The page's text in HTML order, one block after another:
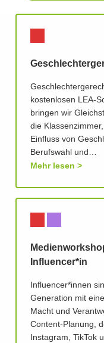
kostenlosen LEA-
bringen wir
die
Einfluss von
Berufswahl und…
Mehr lesen
Influencer*in
Influencer*innen
Generation mit
Macht und
Content-Planung,
Instagram, TikTok